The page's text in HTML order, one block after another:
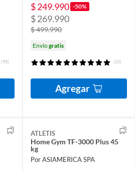
(98)
$ 249.990 -50%
$ 269.990
$ 499.990
Envíogratis
(26)
Agregar
ATLETIS
Home Gym TF-3000 Plus 45
kg
Por ASIAMERICA SPA